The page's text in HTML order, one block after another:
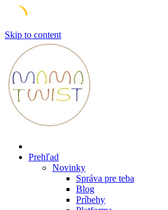
Skip to content
Prehľad
Novinky
Správa pre teba
Blog
Príbehy